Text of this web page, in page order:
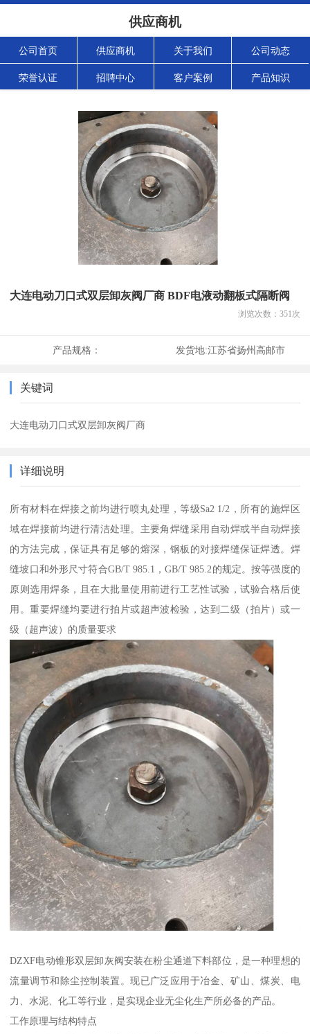
供应商机
公司首页 供应商机 关于我们 公司动态
荣誉认证 招聘中心 客户案例 产品知识
大连电动刀口式双层卸灰阀厂商 BDF电液动翻板式隔断阀
浏览次数： 351次
产品规格： 发货地:江苏省扬州高邮市
关键词
大连电动刀口式双层卸灰阀厂商
详细说明
所有材料在焊接之前均进行喷丸处理，等级Sa2 1/2，所有的施焊区
域在焊接前均进行清洁处理。主要角焊缝采用自动焊或半自动焊接
的方法完成，保证具有足够的熔深，钢板的对接焊缝保证焊透。焊
缝坡口和外形尺寸符合GB/T 985.1，GB/T 985.2的规定。按等强度的
原则选用焊条，且在大批量使用前进行工艺性试验，试验合格后使
用。重要焊缝均要进行拍片或超声波检验，达到二级（拍片）或一
级（超声波）的质量要求
DZXF电动锥形双层卸灰阀安装在粉尘通道下料部位，是一种理想的
流量调节和除尘控制装置。现已广泛应用于冶金、矿山、煤炭、电
力、水泥、化工等行业，是实现企业无尘化生产所必备的产品。
工作原理与结构特点